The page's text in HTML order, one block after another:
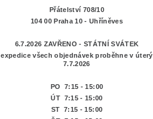
Přátelství 708/10
104 00 Praha 10 - Uhříněves
6.7.2026 ZAVŘENO - STÁTNÍ SVÁTEK
expedice všech objednávek proběhne v úterý
7.7.2026
PO 7:15 - 15:00
ÚT 7:15 - 15:00
ST 7:15 - 15:00